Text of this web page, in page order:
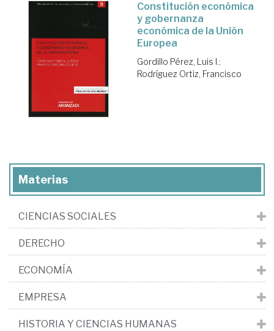
Constitución económica
y gobernanza
económica de la Unión
Europea
Gordillo Pérez, Luis I.;
Rodríguez Ortiz, Francisco
Materias
CIENCIAS SOCIALES
DERECHO
ECONOMÍA
EMPRESA
HISTORIA Y CIENCIAS HUMANAS